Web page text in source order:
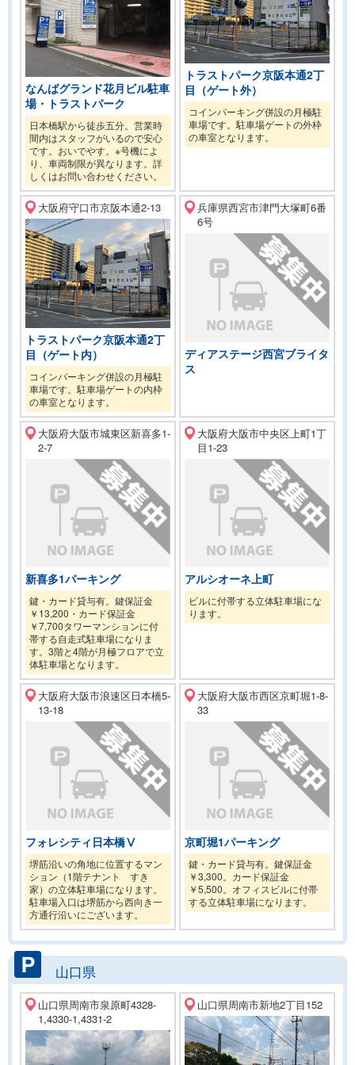
なんばグランド花月ビル駐車
場・トラストパーク
日本橋駅から徒歩五分。営業時
間内はスタッフがいるので安心
です。おいでやす。※号機によ
り、車両制限が異なります。詳
しくはお問い合わせください。
トラストパーク京阪本通2丁
目（ゲート外）
コインパーキング併設の月極駐
車場です。駐車場ゲートの外枠
の車室となります。
大阪府守口市京阪本通2-13
トラストパーク京阪本通2丁
目（ゲート内）
コインパーキング併設の月極駐
車場です。駐車場ゲートの内枠
の車室となります。
兵庫県西宮市津門大塚町6番
6号
ディアステージ西宮ブライタ
ス
大阪府大阪市城東区新喜多1-
2-7
新喜多1パーキング
鍵・カード貸与有。鍵保証金
￥13,200・カード保証金
￥7,700タワーマンションに付
帯する自走式駐車場になりま
す。3階と4階が月極フロアで立
体駐車場となります。
大阪府大阪市中央区上町1丁
目1-23
アルシオーネ上町
ビルに付帯する立体駐車場にな
ります。
大阪府大阪市浪速区日本橋5-
13-18
フォレシティ日本橋Ⅴ
堺筋沿いの角地に位置するマン
ション（1階テナント すき
家）の立体駐車場になります。
駐車場入口は堺筋から西向き一
方通行沿いにございます。
大阪府大阪市西区京町堀1-8-
33
京町堀1パーキング
鍵・カード貸与有。鍵保証金
￥3,300。カード保証金
￥5,500。オフィスビルに付帯
する立体駐車場になります。
山口県
山口県周南市泉原町4328-
1,4330-1,4331-2
山口県周南市新地2丁目152